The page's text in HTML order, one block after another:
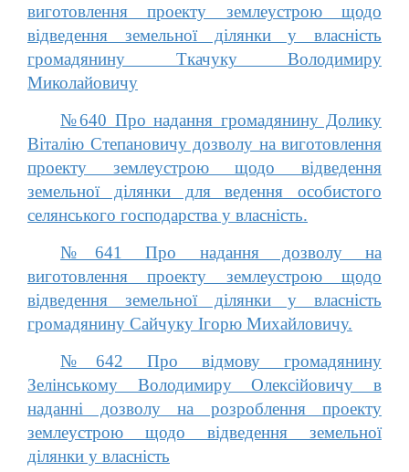
виготовлення проекту землеустрою щодо
відведення земельної ділянки у власність
громадянину Ткачуку Володимиру
Миколайовичу
№640 Про надання громадянину Долику
Віталію Степановичу дозволу на виготовлення
проекту землеустрою щодо відведення
земельної ділянки для ведення особистого
селянського господарства у власність.
№641 Про надання дозволу на
виготовлення проекту землеустрою щодо
відведення земельної ділянки у власність
громадянину Сайчуку Ігорю Михайловичу.
№642 Про відмову громадянину
Зелінському Володимиру Олексійовичу в
наданні дозволу на розроблення проекту
землеустрою щодо відведення земельної
ділянки у власність